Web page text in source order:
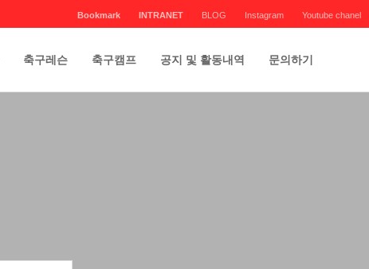
Bookmark INTRANET BLOG Instagram Youtube chanel
축구레슨 축구캠프 공지 및 활동내역 문의하기